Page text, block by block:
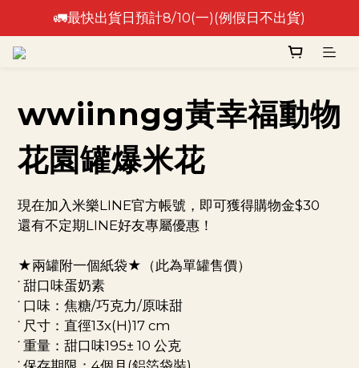
🚛最快出貨日預計8/10(一)(例假日不出貨)
🚛最快出貨日預計8/10(一)(例假日不出貨)
⚠️出貨日非到貨日，實際到貨依物流作業時間為準⚠️
wwiinngg黃幸福動物
花園罐爆米花
現在加入米樂LINE官方帳號，即可獲得購物金$30
還有不定期LINE好友專屬優惠！
★兩罐附一個紙袋★（此為單罐售價）
˙ 甜口味蛋奶素
˙ 口味：焦糖/巧克力/原味甜
˙ 尺寸：直徑13x(H)17 cm
˙ 重量：甜口味195± 10 公克